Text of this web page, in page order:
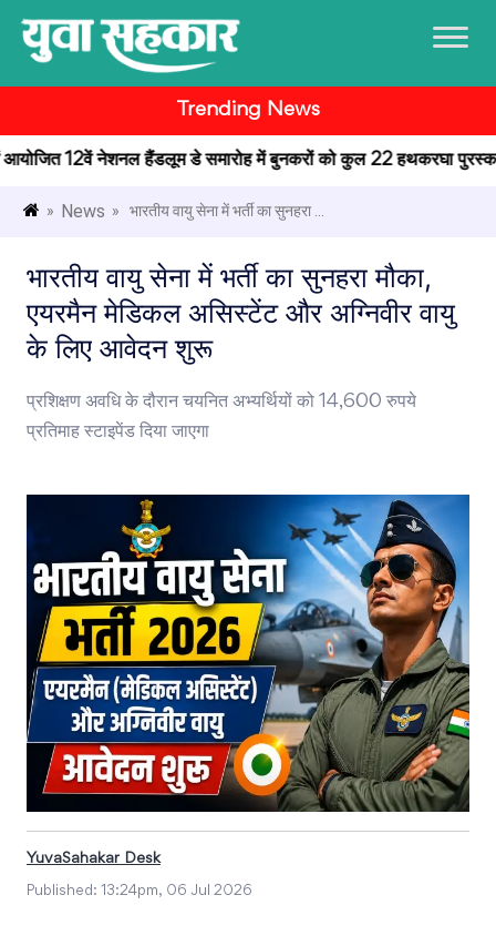
Trending News
12वें नेशनल हैंडलूम डे समारोह में बुनकरों को कुल 22 हथकरघा पुरस्कार
» News » भारतीय वायु सेना में भर्ती का सुनहरा ...
भारतीय वायु सेना में भर्ती का सुनहरा मौका,
एयरमैन मेडिकल असिस्टेंट और अग्निवीर वायु
के लिए आवेदन शुरू
प्रशिक्षण अवधि के दौरान चयनित अभ्यर्थियों को 14,600 रुपये
प्रतिमाह स्टाइपेंड दिया जाएगा
YuvaSahakar Desk
Published: 13:24pm, 06 Jul 2026